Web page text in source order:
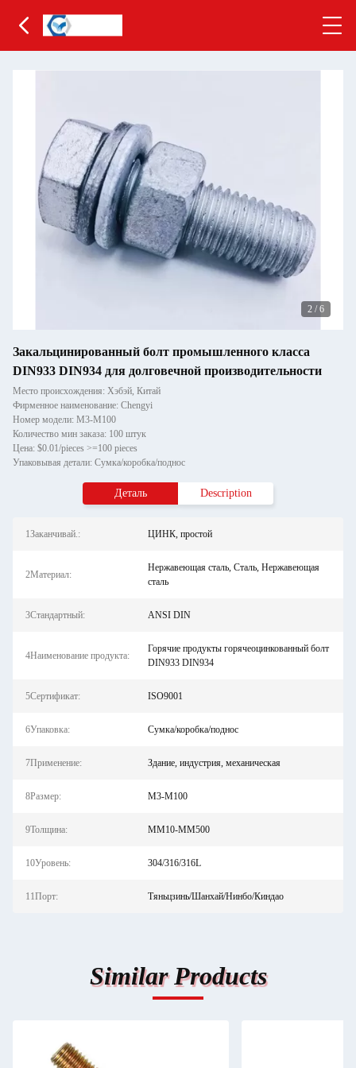
2 /6
Закальцинированный болт промышленного класса
DIN933 DIN934 для долговечной производительности
Место происхождения: Хэбэй, Китай
Фирменное наименование: Chengyi
Номер модели: M3-M100
Количество мин заказа: 100 штук
Цена: $0.01/pieces >=100 pieces
Упаковывая детали: Сумка/коробка/поднос
Деталь Description
1Заканчивай.: ЦИНК, простой
2Материал:
Нержавеющая сталь, Сталь, Нержавеющая
сталь
3Стандартный: ANSI DIN
4Наименование продукта:
Горячие продукты горячеоцинкованный болт
DIN933 DIN934
5Сертификат: ISO9001
6Упаковка: Сумка/коробка/поднос
7Применение: Здание, индустрия, механическая
8Размер: M3-M100
9Толщина: ММ10-ММ500
10Уровень: 304/316/316L
11Порт: Тяньцзинь/Шанхай/Нинбо/Киндао
Similar Products